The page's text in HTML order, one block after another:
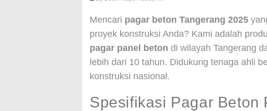
Mencari pagar beton Tangerang 2025
proyek konstruksi Anda? Kami adalah
pagar panel beton di wilayah Tangerang
lebih dari 10 tahun. Didukung tenaga ahli
konstruksi nasional.
Spesifikasi Pagar Beton